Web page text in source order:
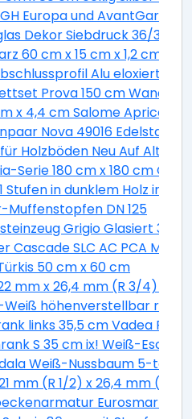
Europa und AvantGarde
Dekor Siebdruck 36/31 DIN
60 cm x 15 cm x 1,2 cm
Alu eloxiert
Prova 150 cm
x 4,4 cm Salome Apricot
Nova 49016
Holzböden Neu Auf Alt 20
Serie 180 cm x 180 cm
Stufen in dunklem Holz inkl.
DN 125
Grigio Glasiert 30
Cascade SLC AC PCA M22
50 cm x 60 cm
mm x 26,4 mm (R 3/4)
Weiß höhenverstellbar
links 35,5 cm Vadea
S 35 cm ix! Weiß-Esche
Weiß-Nussbaum 5-teilig
mm (R 1/2) x 26,4 mm (R
Eurosmart CE